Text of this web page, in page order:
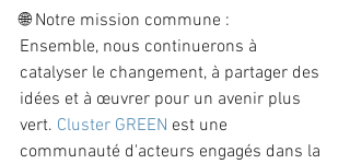
🌐 Notre mission commune :
Ensemble, nous continuerons à
catalyser le changement, à partager des
idées et à œuvrer pour un avenir plus
vert. Cluster GREEN est une
communauté d'acteurs engagés dans la